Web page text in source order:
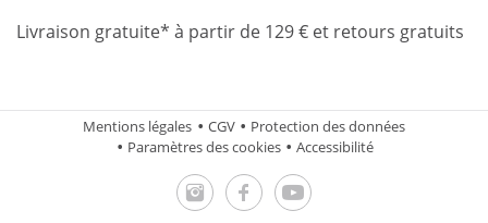
Livraison gratuite* à partir de 129 € et retours gratuits
Mentions légales CGV
Protection des données
Paramètres des cookies
Accessibilité